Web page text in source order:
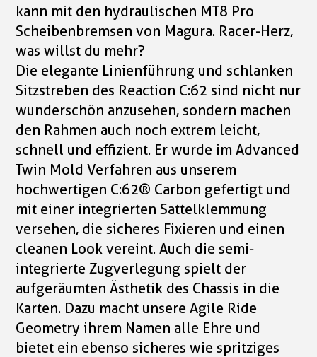
kann mit den hydraulischen MT8 Pro
Scheibenbremsen von Magura. Racer-Herz,
was willst du mehr?
Die elegante Linienführung und schlanken
Sitzstreben des Reaction C:62 sind nicht nur
wunderschön anzusehen, sondern machen
den Rahmen auch noch extrem leicht,
schnell und effizient. Er wurde im Advanced
Twin Mold Verfahren aus unserem
hochwertigen C:62® Carbon gefertigt und
mit einer integrierten Sattelklemmung
versehen, die sicheres Fixieren und einen
cleanen Look vereint. Auch die semi-
integrierte Zugverlegung spielt der
aufgeräumten Ästhetik des Chassis in die
Karten. Dazu macht unsere Agile Ride
Geometry ihrem Namen alle Ehre und
bietet ein ebenso sicheres wie spritziges